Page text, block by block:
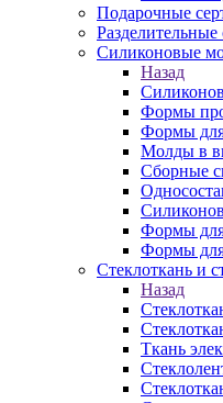
Подарочные
Разделительные
Силиконовые
Назад
Формы
Формы для
Молды в
Сборные
Формы
Формы для
Стеклоткань и
Назад
Ткань